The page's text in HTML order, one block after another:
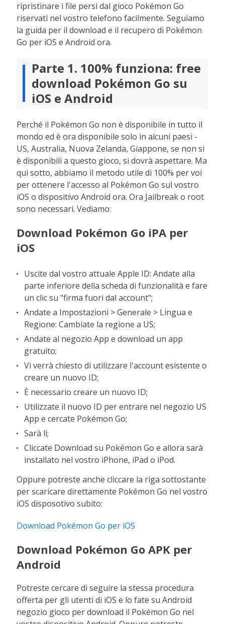
ripristinare i file persi dal gioco Pokémon Go
riservati nel vostro telefono facilmente. Seguiamo
la guida per il download e il recupero di Pokémon
Go per iOS e Android ora.
Parte 1. 100% funziona: free
download Pokémon Go su
iOS e Android
Perché il Pokémon Go non è disponibile in tutto il
mondo ed è ora disponibile solo in alcuni paesi -
US, Australia, Nuova Zelanda, Giappone, se non si
è disponibili a questo gioco, si dovrà aspettare. Ma
qui sotto, abbiamo il metodo utile di 100% per voi
per ottenere l'accesso al Pokémon Go sul vostro
iOS o dispositivo Android ora. Ora Jailbreak o root
sono necessari. Vediamo:
Download Pokémon Go iPA per
iOS
Uscite dal vostro attuale Apple ID: Andate alla
parte inferiore della scheda di funzionalità e fare
un clic su "firma fuori dal account";
Andate a Impostazioni > Generale > Lingua e
Regione: Cambiate la regione a US;
Andate al negozio App e download un app
gratuito;
Vi verrà chiesto di utilizzare l'account esistente o
creare un nuovo ID;
È necessario creare un nuovo ID;
Utilizzate il nuovo ID per entrare nel negozio US
App e cercate Pokémon Go;
Sarà lì;
Cliccate Download su Pokémon Go e allora sarà
installato nel vostro iPhone, iPad o iPod.
Oppure potreste anche cliccare la riga sottostante
per scaricare direttamente Pokémon Go nel vostro
iOS disposotivo subito:
Download Pokémon Go per iOS
Download Pokémon Go APK per
Android
Potreste cercare di seguire la stessa procedura
offerta per gli utenti di iOS e lo fate su Android
negozio gioco per download il Pokémon Go nel